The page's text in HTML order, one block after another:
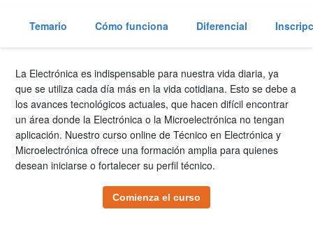
Temario Cómo funciona Diferencial
La Electrónica es indispensable para nuestra vida diaria, ya
que se utiliza cada día más en la vida cotidiana. Esto se debe a
los avances tecnológicos actuales, que hacen difícil encontrar
un área donde la Electrónica o la Microelectrónica no tengan
aplicación. Nuestro curso online de Técnico en Electrónica y
Microelectrónica ofrece una formación amplia para quienes
desean iniciarse o fortalecer su perfil técnico.
Comienza el curso